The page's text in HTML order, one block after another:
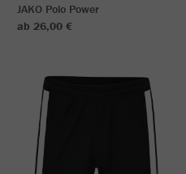
JAKO Polo Power
ab 26,00 €